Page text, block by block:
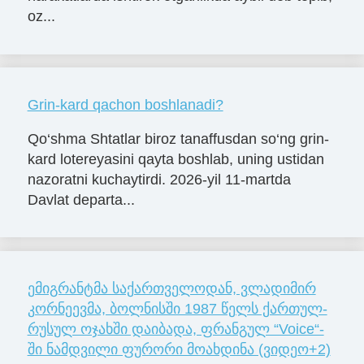
oz...
Grin-kard qachon boshlanadi?
Qo‘shma Shtatlar biroz tanaffusdan so‘ng grin-
kard lotereyasini qayta boshlab, uning ustidan
nazoratni kuchaytirdi. 2026-yil 11-martda
Davlat departa...
ემიგრანტმა საქართველოდან, ვლა­დი­მირ
კორ­ნე­ევმა, ბოლ­ნის­ში 1987 წელს ქარ­თულ-
რუ­სულ ოჯახ­ში და­ი­ბა­და, ფრანგულ “Voice“-
ში ნამდვილი ფურორი მოახდინა (ვიდეო+2)